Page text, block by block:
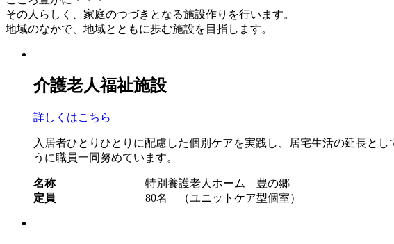
その人らしく、家庭のつづきとなる施設作りを行います。
地域のなかで、地域とともに歩む施設を目指します。
介護老人福祉施設
詳しくはこちら
入居者ひとりひとりに配慮した個別ケアを実践し、居宅生活の延長と
うに職員一同努めています。
名称
特別養護老人ホーム 豊の郷
定員
80名 （ユニットケア型個室）